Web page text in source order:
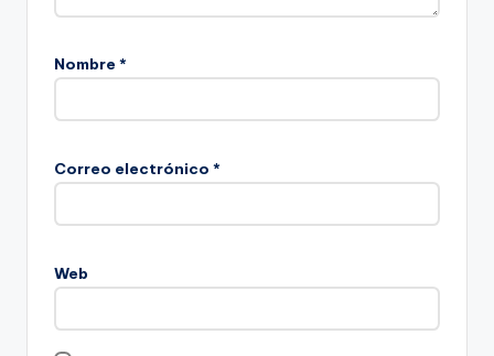
Nombre *
Correo electrónico *
Web